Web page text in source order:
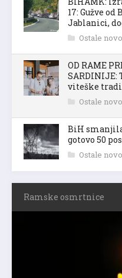
17: Gužve
Jablanici,
Ostale
OD RAME
SARDINIJE:
viteške
Ostale
BiH
gotovo 50
Ostale
Ramske osmrtnice